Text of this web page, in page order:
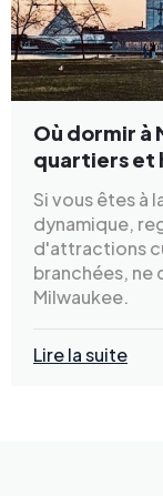
Où dormir à
quartiers et
Si vous êtes à
dynamique,
d'attractions
branchées, ne
Milwaukee.
Lire la suite